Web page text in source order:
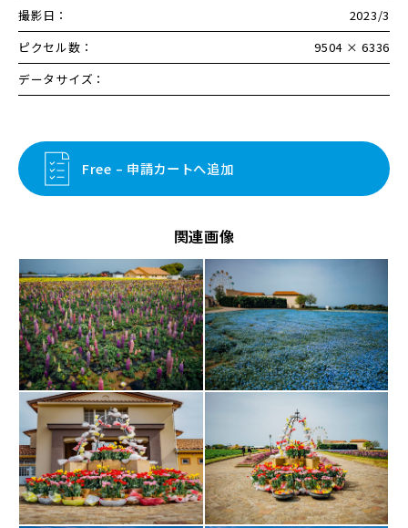
撮影日：
2023/3
ピクセル数：
9504 × 6336
データサイズ：
Free – 申請カートへ追加
関連画像